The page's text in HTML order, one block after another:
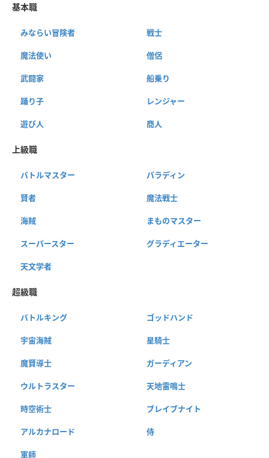
基本職
みならい冒険者 戦士
魔法使い 僧侶
武闘家 船乗り
踊り子 レンジャー
遊び人 商人
上級職
バトルマスター パラディン
賢者 魔法戦士
海賊 まものマスター
スーパースター グラディエーター
天文学者
超級職
バトルキング ゴッドハンド
宇宙海賊 星騎士
魔賢導士 ガーディアン
ウルトラスター 天地雷鳴士
時空術士 ブレイブナイト
アルカナロード 侍
軍師